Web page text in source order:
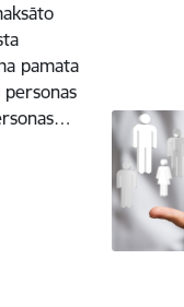
pamata